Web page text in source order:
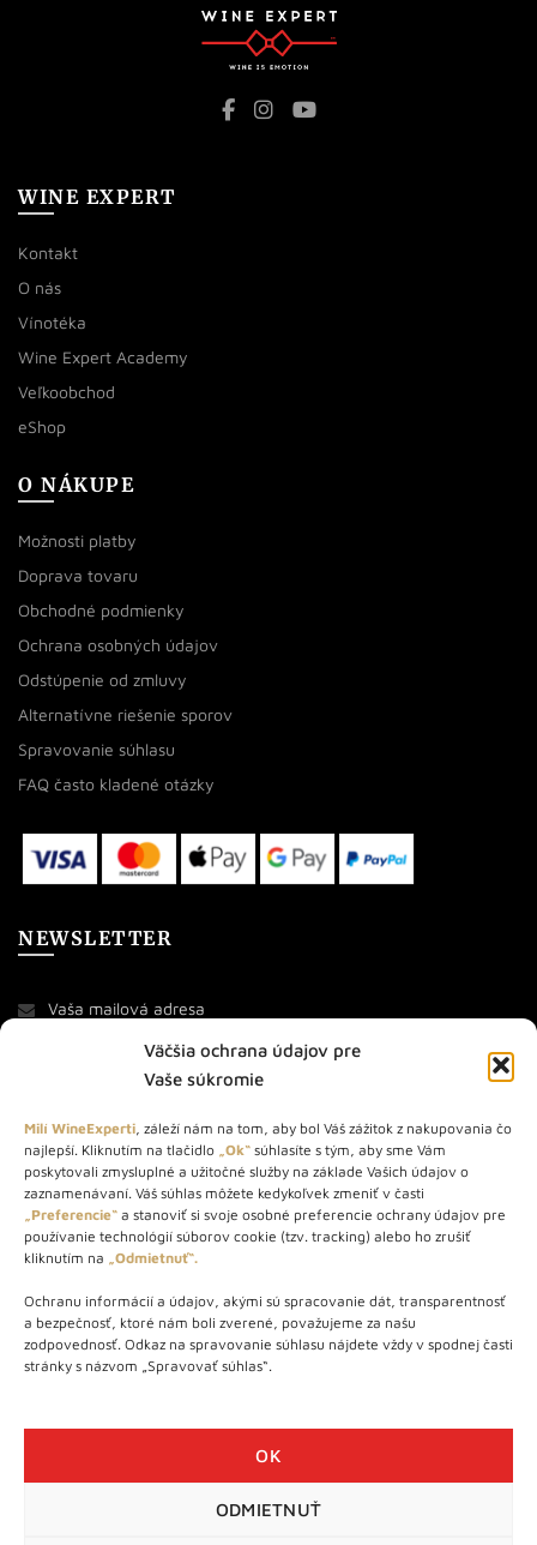
Väčšia ochrana údajov pre
Vaše súkromie
Milí WineExperti, záleží nám na tom, aby bol Váš zážitok z nakupovania čo
najlepší. Kliknutím na tlačidlo „Ok“ súhlasíte s tým, aby sme Vám
poskytovali zmysluplné a užitočné služby na základe Vašich údajov o
zaznamenávaní. Váš súhlas môžete kedykoľvek zmeniť v časti
„Preferencie“ a stanoviť si svoje osobné preferencie ochrany údajov pre
používanie technológií súborov cookie (tzv. tracking) alebo ho zrušiť
kliknutím na „Odmietnuť“.
Ochranu informácií a údajov, akými sú spracovanie dát, transparentnosť
a bezpečnosť, ktoré nám boli zverené, považujeme za našu
zodpovednosť. Odkaz na spravovanie súhlasu nájdete vždy v spodnej časti
stránky s názvom „Spravovať súhlas“.
OK
ODMIETNUŤ
WINE EXPERT
Kontakt
O nás
Vínotéka
Wine Expert Academy
Veľkoobchod
eShop
O NÁKUPE
Možnosti platby
Doprava tovaru
Obchodné podmienky
Ochrana osobných údajov
Odstúpenie od zmluvy
Alternatívne riešenie sporov
Spravovanie súhlasu
FAQ často kladené otázky
NEWSLETTER
O NÁS
STORE – obchod s vínom a destilátmi od roku 2010. Na našej
webovej stránke predávame viac ako 1000+ značkových
produktov.
Info tel.: +421 917 779 888
Vínotéka: +421 917 888 879
Vínotéka: Bratislavská 49/B, Bratislava 841 06